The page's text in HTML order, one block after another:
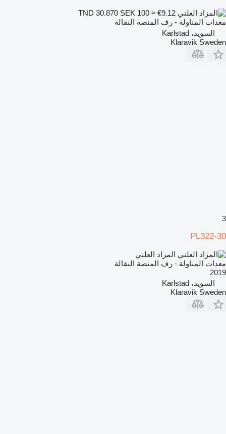
SEK 100 ≈ €9.12
معدات المناولة - رف المنصة النقالة
السويد، Karlstad
Klaravik Sweden
3
PL322-30
المزاد العلني
معدات المناولة - رف المنصة النقالة
2019
السويد، Karlstad
Klaravik Sweden